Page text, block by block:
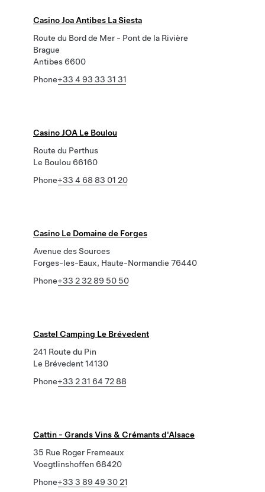
Casino Joa Antibes La Siesta
Route du Bord de Mer - Pont de la Rivière
Brague
Antibes 6600
Phone+33 4 93 33 31 31
Casino JOA Le Boulou
Route du Perthus
Le Boulou 66160
Phone+33 4 68 83 01 20
Casino Le Domaine de Forges
Avenue des Sources
Forges-les-Eaux, Haute-Normandie 76440
Phone+33 2 32 89 50 50
Castel Camping Le Brévedent
241 Route du Pin
Le Brévedent 14130
Phone+33 2 31 64 72 88
Cattin - Grands Vins & Crémants d'Alsace
35 Rue Roger Fremeaux
Voegtlinshoffen 68420
Phone+33 3 89 49 30 21